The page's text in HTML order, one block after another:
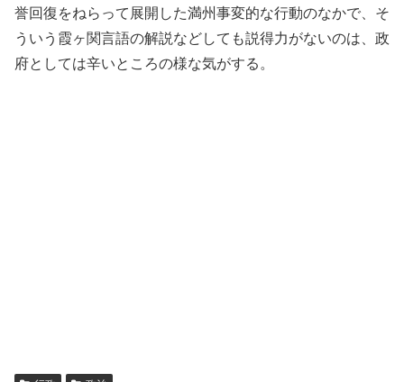
誉回復をねらって展開した満州事変的な行動のなかで、そ
ういう霞ヶ関言語の解説などしても説得力がないのは、政
府としては辛いところの様な気がする。